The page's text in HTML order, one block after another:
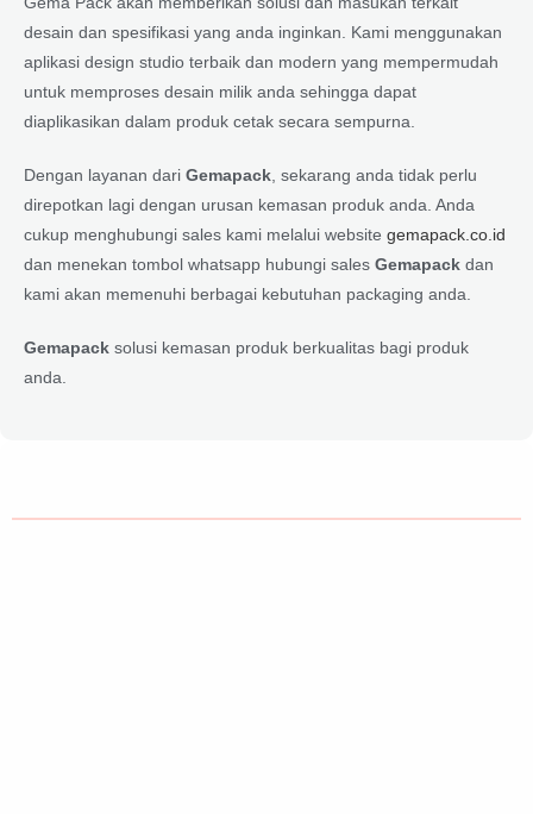
desain dan spesifikasi yang anda inginkan. Kami menggunakan
aplikasi design studio terbaik dan modern yang mempermudah
untuk memproses desain milik anda sehingga dapat
diaplikasikan dalam produk cetak secara sempurna.
Dengan layanan dari Gemapack , sekarang anda tidak perlu
direpotkan lagi dengan urusan kemasan produk anda. Anda
cukup menghubungi sales kami melalui website gemapack.co.id
dan menekan tombol whatsapp hubungi sales Gemapack dan
kami akan memenuhi berbagai kebutuhan packaging anda.
Gemapack solusi kemasan produk berkualitas bagi produk
anda.